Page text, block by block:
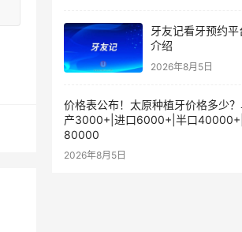
牙友记看牙预约平
介绍
2026年8月5日
价格表公布！太原种植牙价格多少
产3000+|进口6000+|半口
80000
2026年8月5日